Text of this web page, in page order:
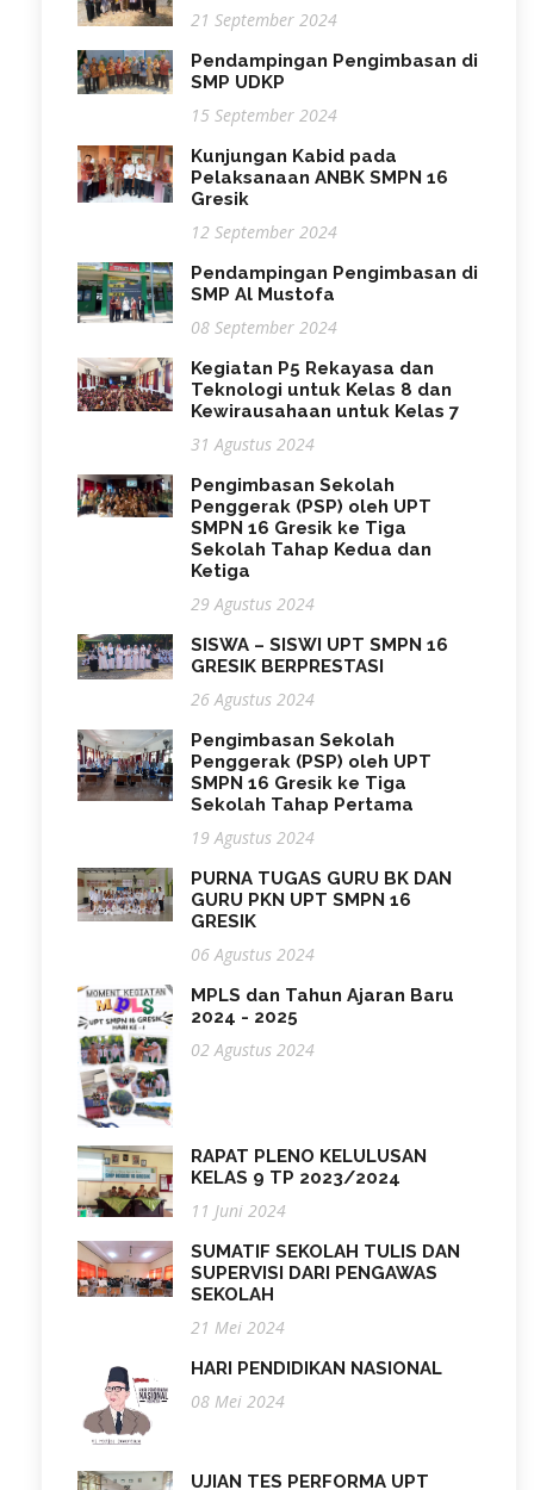
21 September 2024
Pendampingan Pengimbasan di
SMP UDKP
15 September 2024
Kunjungan Kabid pada
Pelaksanaan ANBK SMPN 16
Gresik
12 September 2024
Pendampingan Pengimbasan di
SMP Al Mustofa
08 September 2024
Kegiatan P5 Rekayasa dan
Teknologi untuk Kelas 8 dan
Kewirausahaan untuk Kelas 7
31 Agustus 2024
Pengimbasan Sekolah
Penggerak (PSP) oleh UPT
SMPN 16 Gresik ke Tiga
Sekolah Tahap Kedua dan
Ketiga
29 Agustus 2024
SISWA – SISWI UPT SMPN 16
GRESIK BERPRESTASI
26 Agustus 2024
Pengimbasan Sekolah
Penggerak (PSP) oleh UPT
SMPN 16 Gresik ke Tiga
Sekolah Tahap Pertama
19 Agustus 2024
PURNA TUGAS GURU BK DAN
GURU PKN UPT SMPN 16
GRESIK
06 Agustus 2024
MPLS dan Tahun Ajaran Baru
2024 - 2025
02 Agustus 2024
RAPAT PLENO KELULUSAN
KELAS 9 TP 2023/2024
11 Juni 2024
SUMATIF SEKOLAH TULIS DAN
SUPERVISI DARI PENGAWAS
SEKOLAH
21 Mei 2024
HARI PENDIDIKAN NASIONAL
08 Mei 2024
UJIAN TES PERFORMA UPT